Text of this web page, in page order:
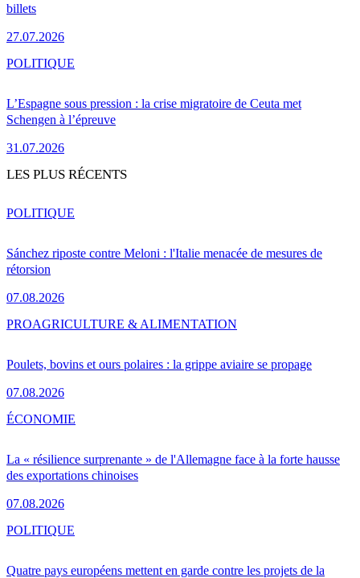
billets
27.07.2026
L’Espagne sous pression : la crise migratoire de Ceuta met
Schengen à l’épreuve
31.07.2026
POLITIQUE
LES PLUS RÉCENTS
Sánchez riposte contre Meloni : l'Italie menacée de mesures de
rétorsion
07.08.2026
POLITIQUE
Poulets, bovins et ours polaires : la grippe aviaire se propage
07.08.2026
PROAGRICULTURE & ALIMENTATION
La « résilience surprenante » de l'Allemagne face à la forte hausse
des exportations chinoises
07.08.2026
ÉCONOMIE
Quatre pays européens mettent en garde contre les projets de la
POLITIQUE